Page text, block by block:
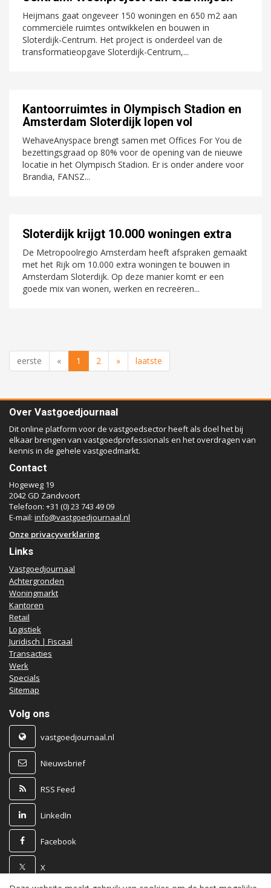
Heijmans gaat ongeveer 150 woningen en 650 m2 aan
commerciële ruimtes ontwikkelen en bouwen in
Sloterdijk-Centrum. Het project is onderdeel van de
transformatieopgave Sloterdijk-Centrum,...
Kantoorruimtes in Olympisch Stadion en
Amsterdam Sloterdijk lopen vol
WehaveAnyspace brengt samen met Offices For You de
bezettingsgraad op 80% voor de opening van de nieuwe
locatie in het Olympisch Stadion. Er is onder andere voor
Brandia, FANSZ...
Sloterdijk krijgt 10.000 woningen extra
De Metropoolregio Amsterdam heeft afspraken gemaakt
met het Rijk om 10.000 extra woningen te bouwen in
Amsterdam Sloterdijk. Op deze manier komt er een
goede mix van wonen, werken en recreëren...
eerste « 1 2 » laatste
Over Vastgoedjournaal
Dit online platform voor de vastgoedsector heeft als doel het bij
elkaar brengen van vastgoedprofessionals en het overdragen van
kennis in de gehele vastgoedmarkt.
Contact
Hogeweg 19
2042 GD Zandvoort
Telefoon: +31 (0) 23 743 49 09
E-mail: info@vastgoedjournaal.nl
Onze privacyverklaring
Links
Vastgoedjournaal
Achtergronden
Woningmarkt
Kantoren
Retail
Logistiek
Juridisch | Fiscaal
Transacties
Werk
Specials
Sitemap
Volg ons
vastgoedjournaal.nl
Nieuwsbrief
RSS Feed
LinkedIn
Facebook
X